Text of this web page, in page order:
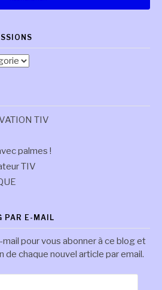
TIV
palmes !
TIV
PAR E-MAIL
pour vous abonner à ce blog et
chaque nouvel article par email.